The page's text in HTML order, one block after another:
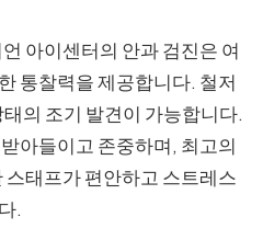
아이센터의 안과 검진은 여
통찰력을 제공합니다. 철저
의 조기 발견이 가능합니다.
아들이고 존중하며, 최고의
태프가 편안하고 스트레스
.